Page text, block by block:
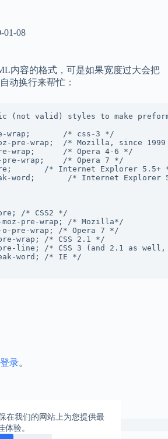
在我们的网站上为您提供最
体验。
01-08
内容的格式，可是如果宽度过大会把
动换行来帮忙：
(not valid) styles to make
wrap;       /* css-3 */
pre-wrap;  /* Mozilla, since 1999
wrap;      /* Opera 4-6 */
wrap;    /* Opera 7 */
/* Internet Explorer 5.5+
word;       /* Internet Explorer
/* CSS2 */
pre-wrap; /* Mozilla*/
pre-wrap; /* Opera 7 */
wrap; /* CSS 2.1 */
line; /* CSS 3 (and 2.1 as
word; /* IE */
登录。
的 WordPress 主题
ICP备13000209号-1